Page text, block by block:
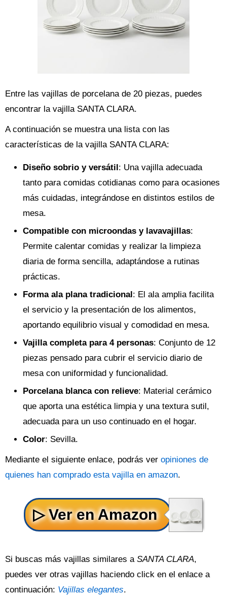
Entre las vajillas de porcelana de 20 piezas, puedes
encontrar la vajilla SANTA CLARA.
A continuación se muestra una lista con las
características de la vajilla SANTA CLARA:
Diseño sobrio y versátil: Una vajilla adecuada
tanto para comidas cotidianas como para ocasiones
más cuidadas, integrándose en distintos estilos de
mesa.
Compatible con microondas y lavavajillas:
Permite calentar comidas y realizar la limpieza
diaria de forma sencilla, adaptándose a rutinas
prácticas.
Forma ala plana tradicional: El ala amplia facilita
el servicio y la presentación de los alimentos,
aportando equilibrio visual y comodidad en mesa.
Vajilla completa para 4 personas: Conjunto de 12
piezas pensado para cubrir el servicio diario de
mesa con uniformidad y funcionalidad.
Porcelana blanca con relieve: Material cerámico
que aporta una estética limpia y una textura sutil,
adecuada para un uso continuado en el hogar.
Color: Sevilla.
Mediante el siguiente enlace, podrás ver opiniones de
quienes han comprado esta vajilla en amazon.
Si buscas más vajillas similares a SANTA CLARA,
puedes ver otras vajillas haciendo click en el enlace a
continuación: Vajillas elegantes.